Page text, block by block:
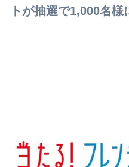
トが抽選で1,000名